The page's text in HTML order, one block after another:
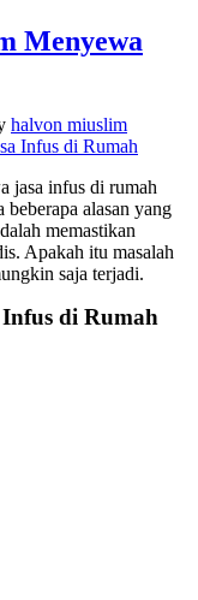
Menyewa
halvon miuslim
jasa infus di rumah
alasan yang
memastikan
Apakah itu masalah
saja terjadi.
Infus di Rumah